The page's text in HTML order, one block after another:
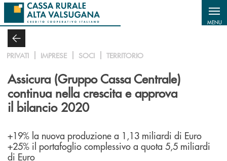
Salta al contenuto principale
MENU
PRIVATI IMPRESE SOCI TERRITORIO
Assicura (Gruppo Cassa Centrale)
continua nella crescita e approva
il bilancio 2020
+19% la nuova produzione a 1,13 miliardi di Euro
+25% il portafoglio complessivo a quota 5,5 miliardi
di Euro